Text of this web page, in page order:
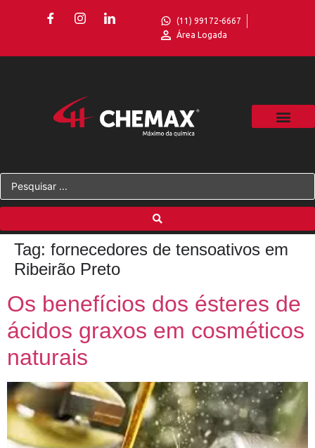
(11) 99172-6667
Área Logada
Tag: fornecedores de tensoativos em
Ribeirão Preto
Os benefícios dos ésteres de
ácidos graxos em cosméticos
naturais